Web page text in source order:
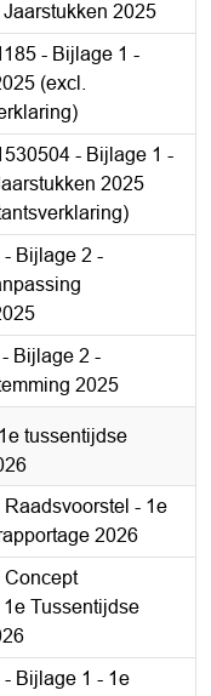
2025
- Bijlage 1 -
(excl.
- Bijlage 1 -
2025
- Bijlage 2 -
Bijlage 2 -
2025
tussentijdse
Raadsvoorstel - 1e
2026
Concept
Tussentijdse
- Bijlage 1 - 1e